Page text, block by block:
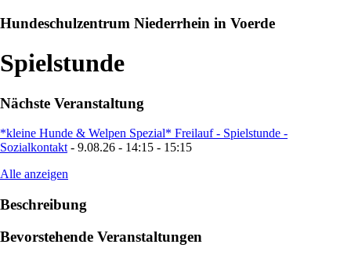
Hundeschulzentrum Niederrhein in Voerde
Spielstunde
Nächste Veranstaltung
*kleine Hunde & Welpen Spezial* Freilauf - Spielstunde -
Sozialkontakt - 9.08.26 - 14:15 - 15:15
Alle anzeigen
Beschreibung
Bevorstehende Veranstaltungen